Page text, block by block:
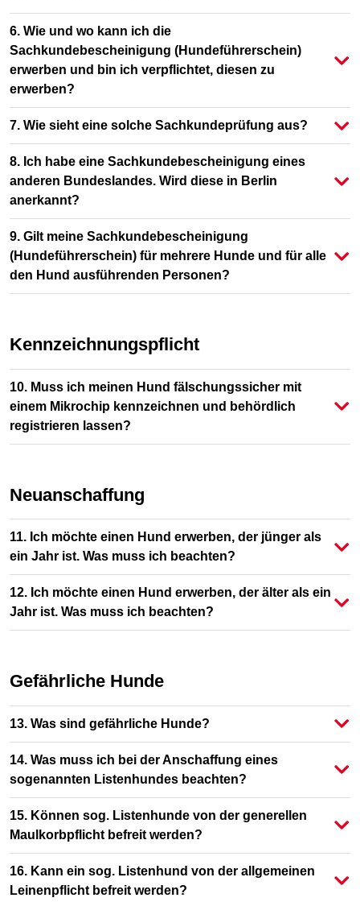
6. Wie und wo kann ich die
Sachkundebescheinigung (Hundeführerschein)
erwerben und bin ich verpflichtet, diesen zu
erwerben?
7. Wie sieht eine solche Sachkundeprüfung aus?
8. Ich habe eine Sachkundebescheinigung eines
anderen Bundeslandes. Wird diese in Berlin
anerkannt?
9. Gilt meine Sachkundebescheinigung
(Hundeführerschein) für mehrere Hunde und für alle
den Hund ausführenden Personen?
Kennzeichnungspflicht
10. Muss ich meinen Hund fälschungssicher mit
einem Mikrochip kennzeichnen und behördlich
registrieren lassen?
Neuanschaffung
11. Ich möchte einen Hund erwerben, der jünger als
ein Jahr ist. Was muss ich beachten?
12. Ich möchte einen Hund erwerben, der älter als ein
Jahr ist. Was muss ich beachten?
Gefährliche Hunde
13. Was sind gefährliche Hunde?
14. Was muss ich bei der Anschaffung eines
sogenannten Listenhundes beachten?
15. Können sog. Listenhunde von der generellen
Maulkorbpflicht befreit werden?
16. Kann ein sog. Listenhund von der allgemeinen
Leinenpflicht befreit werden?